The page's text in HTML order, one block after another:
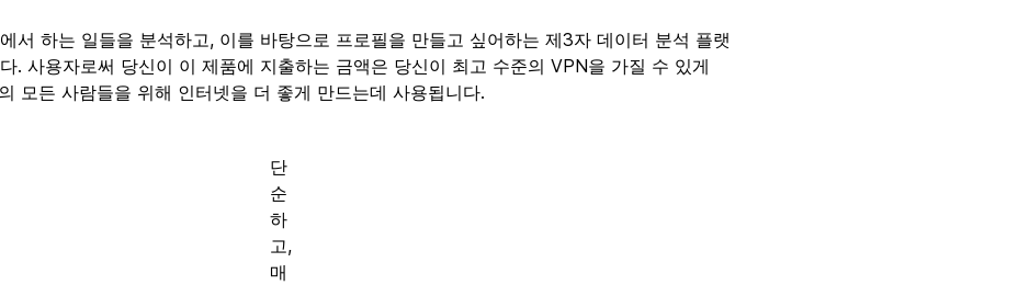
서 하는 일들을 분석하고, 이를 바탕으로 프로필을 만들고 싶어하는 제3자 데이터 분석 플랫
. 사용자로써 당신이 이 제품에 지출하는 금액은 당신이 최고 수준의 VPN을 가질 수 있게
모든 사람들을 위해 인터넷을 더 좋게 만드는데 사용됩니다.
단
순
하
고,
매